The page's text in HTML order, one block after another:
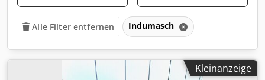
Alle Filter entfernen Indumasch
Kleinanzeige